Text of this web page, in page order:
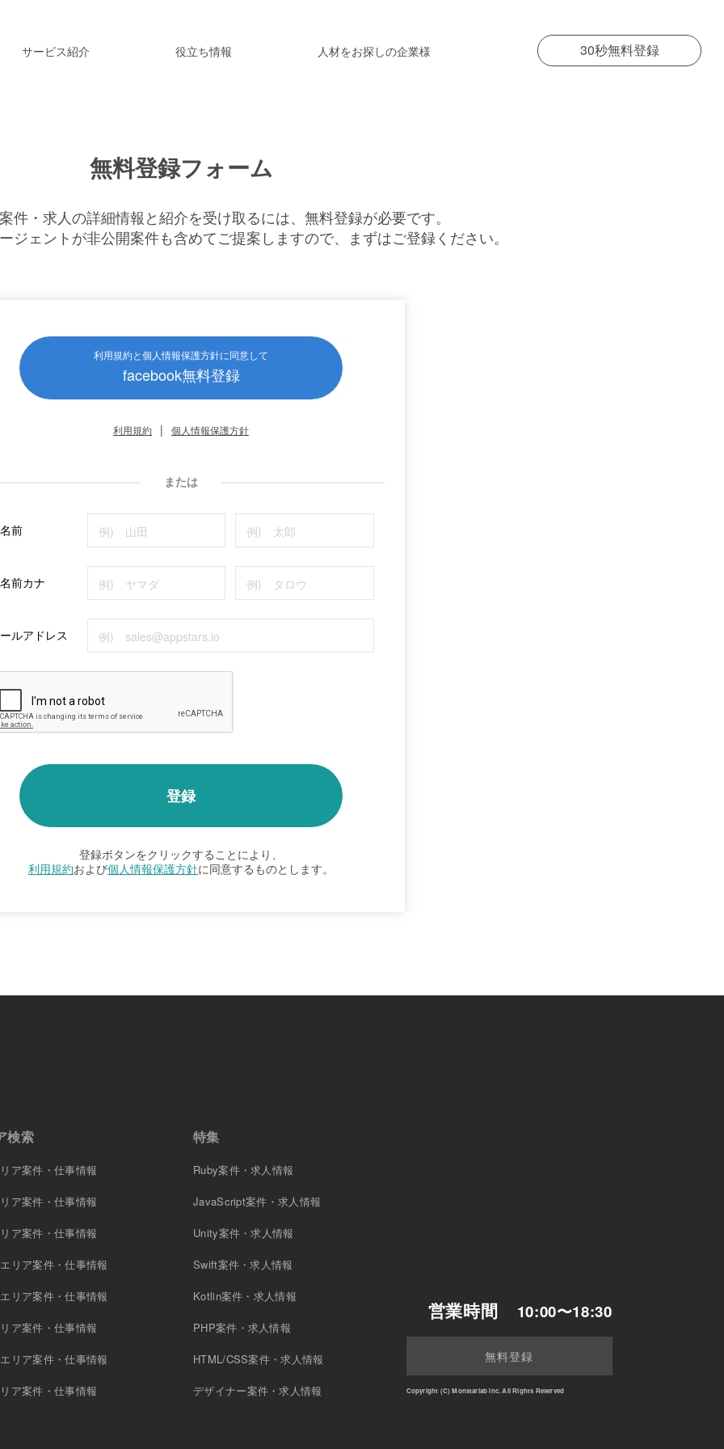
サービス紹介 役立ち情報 人材をお探しの企業様 30秒無料登録
無料登録フォーム
件・求人の詳細情報と紹介を受け取るには、無料登録が必要です。
ジェントが非公開案件も含めてご提案しますので、まずはご登録ください。
利用規約と個人情報保護方針に同意して
facebook無料登録
利用規約 | 個人情報保護方針
または
前
前カナ
ルアドレス
登録ボタンをクリックすることにより、
利用規約および個人情報保護方針に同意するものとします。
検索
ア案件・仕事情報
ア案件・仕事情報
ア案件・仕事情報
リア案件・仕事情報
リア案件・仕事情報
ア案件・仕事情報
リア案件・仕事情報
ア案件・仕事情報
特集
Ruby案件・求人情報
JavaScript案件・求人情報
Unity案件・求人情報
Swift案件・求人情報
Kotlin案件・求人情報
PHP案件・求人情報
HTML/CSS案件・求人情報
デザイナー案件・求人情報
営業時間 10:00〜18:30
無料登録
Copyright (C) Monstarlab Inc. All Rights Reserved